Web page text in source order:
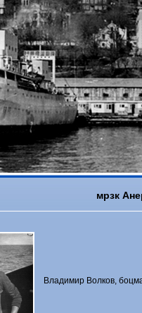
мрзк
Владимир Волков,